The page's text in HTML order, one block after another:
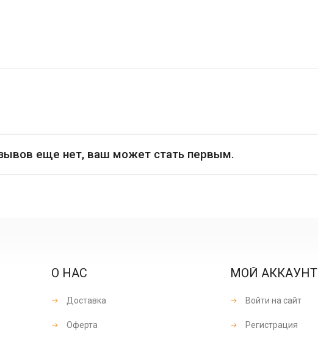
еще нет, ваш может стать первым.
О НАС
Доставка
Оферта
МОЙ АККАУНТ
Войти на сайт
Регистрация